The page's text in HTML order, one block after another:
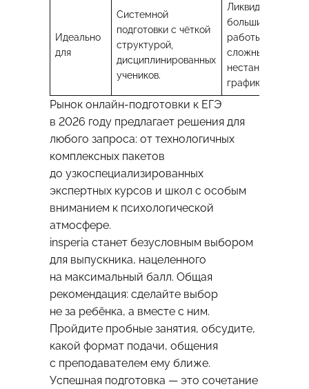
Идеально
для
Системной
подготовки с чёткой
структурой,
дисциплинированных
учеников.
Ликвидации
больших
работы со
сложными
нестандартного
графика.
Рынок онлайн-подготовки к ЕГЭ
в 2026 году предлагает решения для
любого запроса: от технологичных
комплексных пакетов
до узкоспециализированных
экспертных курсов и школ с особым
вниманием к психологической
атмосфере.
insperia станет безусловным выбором
для выпускника, нацеленного
на максимальный балл. Общая
рекомендация: сделайте выбор
не за ребёнка, а вместе с ним.
Пройдите пробные занятия, обсудите,
какой формат подачи, общения
с преподавателем ему ближе.
Успешная подготовка — это сочетание